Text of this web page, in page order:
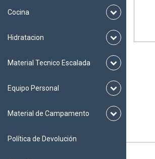
Cocina
Hidratacion
Material Tecnico Escalada
Equipo Personal
Material de Campamento
Política de Devolución